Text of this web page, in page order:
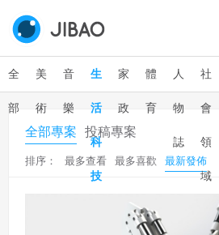
全
部
美
術
音
樂
生
活
科
技
家
政
體
育
人
物
誌
社
會
領
域
全部專案 投稿專案
排序： 最多查看 最多喜歡 最新發佈